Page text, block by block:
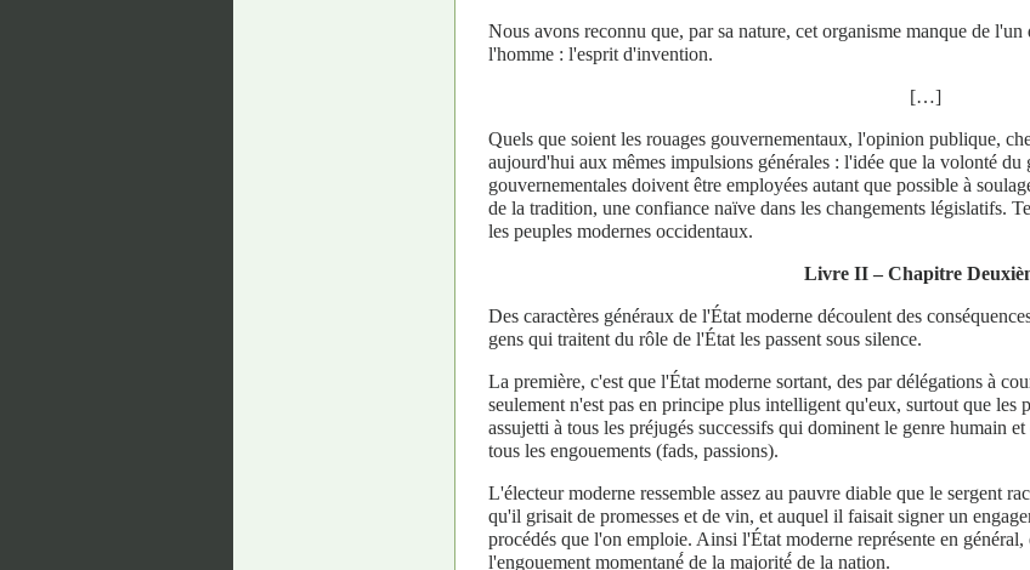
Nous avons reconnu que, par sa nature, cet organisme manque de
l'homme : l'esprit d'invention.
[…]
Quels que soient les rouages gouvernementaux, l'opinion publique,
aujourd'hui aux mêmes impulsions générales : l'idée que la volonté
gouvernementales doivent être employées autant que possible à
de la tradition, une confiance naïve dans les changements législatifs.
les peuples modernes occidentaux.
Livre II – Chapitre
Des caractères généraux de l'État moderne découlent des
gens qui traitent du rôle de l'État les passent sous silence.
La première, c'est que l'État moderne sortant, des par délégations à
seulement n'est pas en principe plus intelligent qu'eux, surtout que les
assujetti à tous les préjugés successifs qui dominent le genre humain
tous les engouements (fads, passions).
L'électeur moderne ressemble assez au pauvre diable que le sergent
qu'il grisait de promesses et de vin, et auquel il faisait signer un
procédés que l'on emploie. Ainsi l'État moderne représente en général,
l'engouement momentané́ de la majorité́ de la nation.